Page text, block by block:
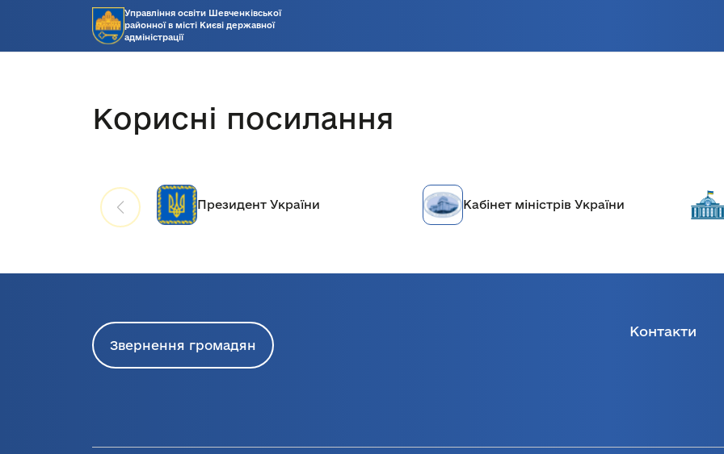
Управління освіти Шевченківської
районної в місті Києві державної
адміністрації
Корисні посилання
Президент України Кабінет міністрів України
Звернення громадян
Контакти